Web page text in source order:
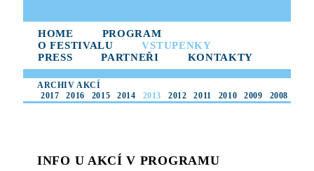
HOME
PROGRAM
O FESTIVALU
VSTUPENKY
PRESS
PARTNEŘI KONTAKTY
ARCHIV AKCÍ
2017
2016 2015 2014 2013 2012 2011 2010 2009 2008
INFO U AKCÍ V PROGRAMU